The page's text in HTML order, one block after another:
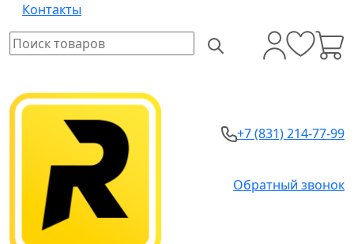
Контакты
+7 (831) 214-77-99
Обратный звонок